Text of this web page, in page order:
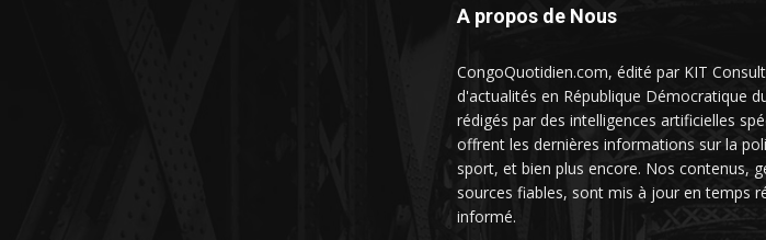
A propos de Nous
CongoQuotidien.com, édité par KIT
d'actualités en République Démocratique
rédigés par des intelligences artificielles
offrent les dernières informations sur la
sport, et bien plus encore. Nos contenus,
sources fiables, sont mis à jour en temps
informé.